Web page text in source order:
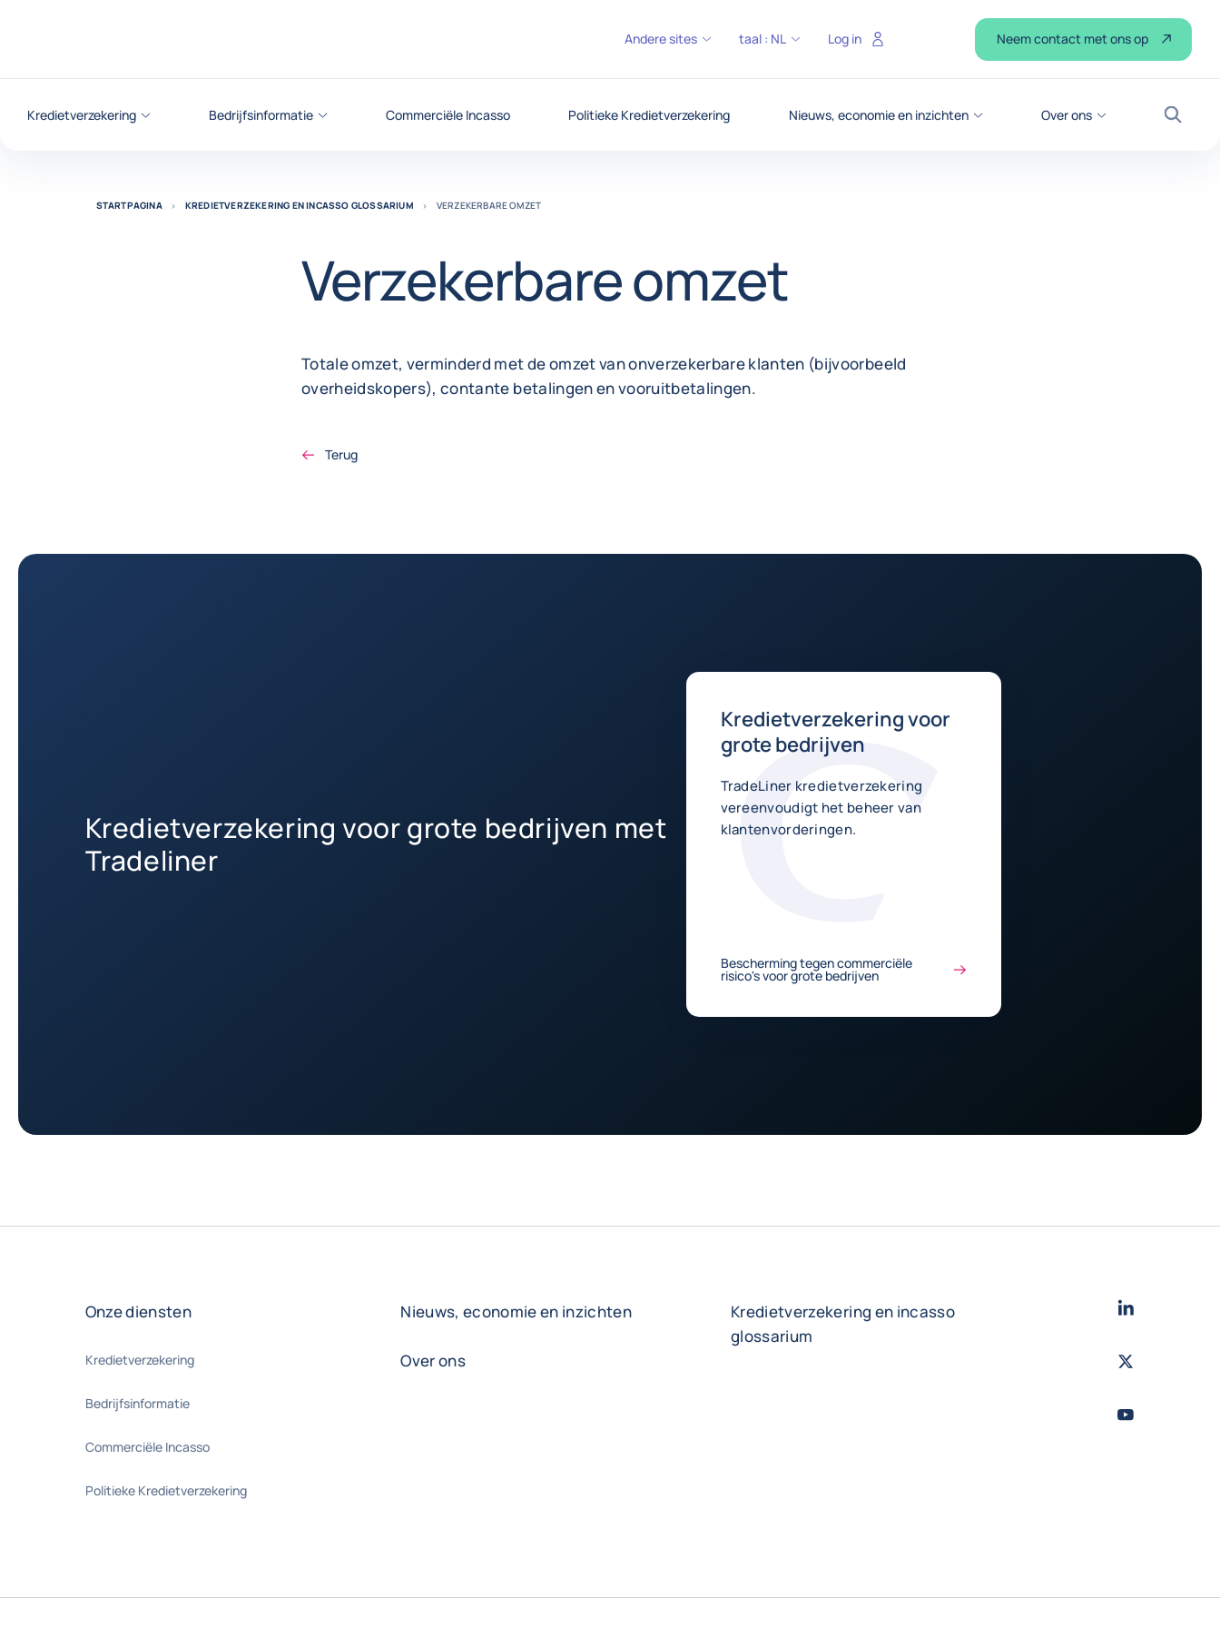
Kredietverzekering Bedrijfsinformatie Commerciële Incasso Politieke Kredietverzekering Nieuws, economie en inzichten Over ons
Zoek
Andere sites taal : NL Log in Neem contact met ons op
STARTPAGINA KREDIETVERZEKERING EN INCASSO GLOSSARIUM VERZEKERBARE OMZET
Verzekerbare omzet
Totale omzet, verminderd met de omzet van onverzekerbare klanten (bijvoorbeeld
overheidskopers), contante betalingen en vooruitbetalingen.
Terug
Kredietverzekering voor grote bedrijven met
Tradeliner
Kredietverzekering voor
grote bedrijven
TradeLiner kredietverzekering
vereenvoudigt het beheer van
klantenvorderingen.
Bescherming tegen commerciële
risico's voor grote bedrijven
Onze diensten
Kredietverzekering
Bedrijfsinformatie
Commerciële Incasso
Politieke Kredietverzekering
Nieuws, economie en inzichten
Over ons
Kredietverzekering en incasso
glossarium
LinkedIn
Twitter
Youtube